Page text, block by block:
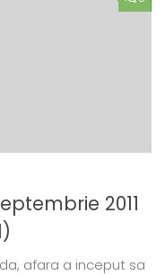
2011
afara a inceput sa